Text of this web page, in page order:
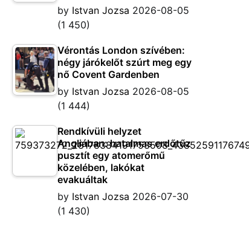
by Istvan Jozsa 2026-08-05
(1 450)
Vérontás London szívében:
négy járókelőt szúrt meg egy
nő Covent Gardenben
by Istvan Jozsa 2026-08-05
(1 444)
Rendkívüli helyzet
Angliában: hatalmas erdőtűz
pusztít egy atomerőmű
közelében, lakókat
evakuáltak
by Istvan Jozsa 2026-07-30
(1 430)